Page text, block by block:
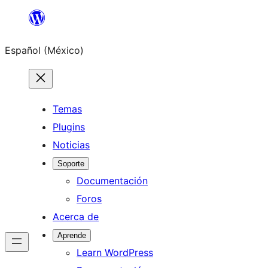
Saltar
contenido
Español (México)
Temas
Plugins
Noticias
Soporte
Documentación
Foros
Acerca de
Aprende
Learn WordPress